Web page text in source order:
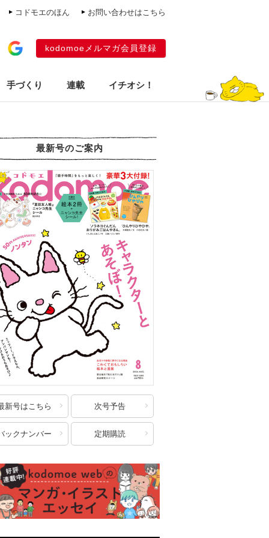
コドモエのほん お問い合わせはこちら
kodomoeメルマガ会員登録
手づくり 連載 イチオシ！
最新号のご案内
新号はこちら 次号予告
ックナンバー 定期購読